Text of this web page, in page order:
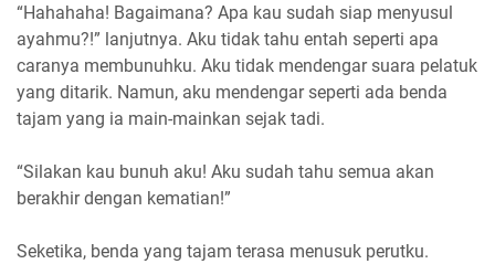
“Hahahaha! Bagaimana? Apa kau sudah siap menyusul
ayahmu?!” lanjutnya. Aku tidak tahu entah seperti apa
caranya membunuhku. Aku tidak mendengar suara pelatuk
yang ditarik. Namun, aku mendengar seperti ada benda
tajam yang ia main-mainkan sejak tadi.
“Silakan kau bunuh aku! Aku sudah tahu semua akan
berakhir dengan kematian!”
Seketika, benda yang tajam terasa menusuk perutku.